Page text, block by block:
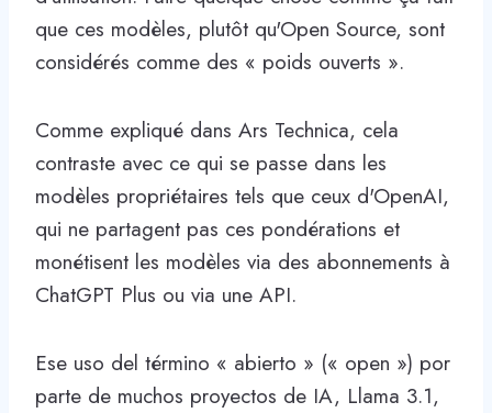
que ces modèles, plutôt qu'Open Source, sont
considérés comme des « poids ouverts ».
Comme expliqué dans Ars Technica, cela
contraste avec ce qui se passe dans les
modèles propriétaires tels que ceux d'OpenAI,
qui ne partagent pas ces pondérations et
monétisent les modèles via des abonnements à
ChatGPT Plus ou via une API.
Ese uso del término « abierto » (« open ») por
parte de muchos proyectos de IA, Llama 3.1,